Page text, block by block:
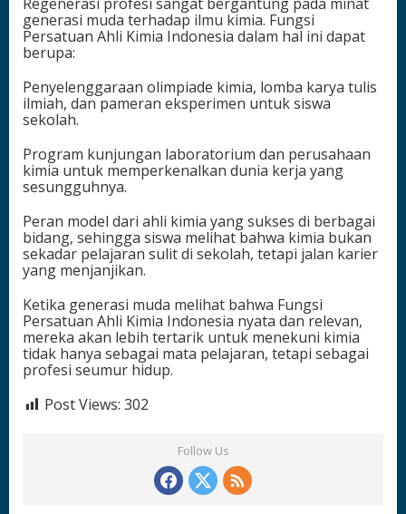
generasi muda terhadap ilmu kimia. Fungsi
Persatuan Ahli Kimia Indonesia dalam hal ini dapat
berupa:
Penyelenggaraan olimpiade kimia, lomba karya tulis
ilmiah, dan pameran eksperimen untuk siswa
sekolah.
Program kunjungan laboratorium dan perusahaan
kimia untuk memperkenalkan dunia kerja yang
sesungguhnya.
Peran model dari ahli kimia yang sukses di berbagai
bidang, sehingga siswa melihat bahwa kimia bukan
sekadar pelajaran sulit di sekolah, tetapi jalan karier
yang menjanjikan.
Ketika generasi muda melihat bahwa Fungsi
Persatuan Ahli Kimia Indonesia nyata dan relevan,
mereka akan lebih tertarik untuk menekuni kimia
tidak hanya sebagai mata pelajaran, tetapi sebagai
profesi seumur hidup.
Post Views: 302
Follow Us